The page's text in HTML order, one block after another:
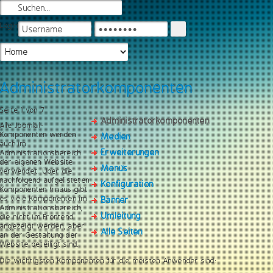
Login
Administratorkomponenten
Administratorkomponenten
Medien
Erweiterungen
Menüs
Konfiguration
Banner
Umleitung
Alle Seiten
Seite 1 von 7
Alle Joomla!-
Komponenten werden
auch im
Administrationsbereich
der eigenen Website
verwendet. Über die
nachfolgend aufgelisteten
Komponenten hinaus gibt
es viele Komponenten im
Administrationsbereich,
die nicht im Frontend
angezeigt werden, aber
an der Gestaltung der
Website beteiligt sind.
Die wichtigsten Komponenten für die meisten Anwender sind: